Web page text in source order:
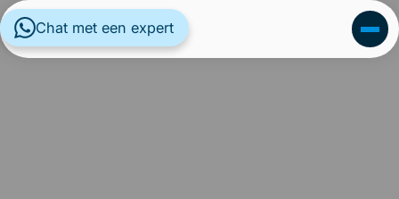
Chat met een expert